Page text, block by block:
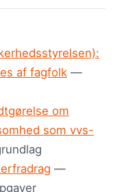
af fagfolk —
om
som vvs-
—